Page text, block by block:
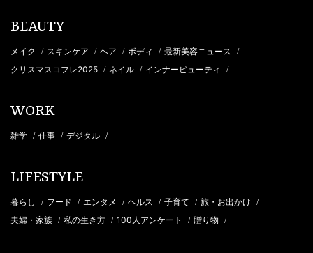
BEAUTY
メイク / スキンケア / ヘア / ボディ / 最新美容ニュース /
クリスマスコフレ2025 / ネイル / インナービューティ /
WORK
雑学 / 仕事 / デジタル /
LIFESTYLE
暮らし / フード / エンタメ / ヘルス / 子育て / 旅・お出かけ /
夫婦・家族 / 私の生き方 / 100人アンケート / 贈り物 /